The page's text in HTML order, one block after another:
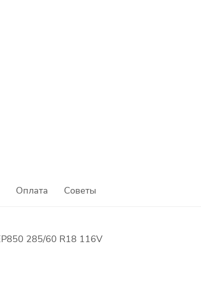
Оплата Советы
285/60 R18 116V